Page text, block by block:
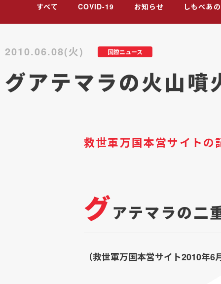
すべて COVID-19 お知らせ しもべあ
国際ニュース
2010.06.08(火)
グアテマラの火山噴
救世軍万国本営サイトの
グアテマラの二
（救世軍万国本営サイト2010年6